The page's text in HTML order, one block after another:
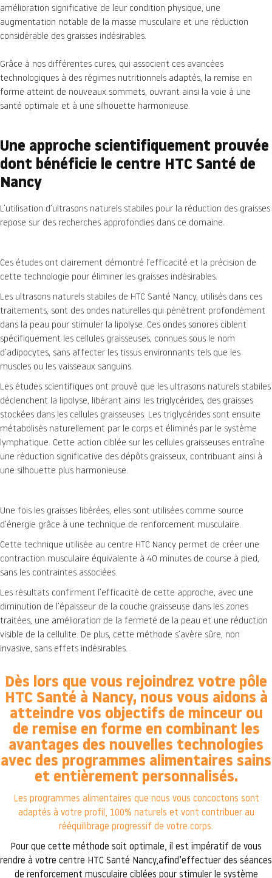
amélioration significative de leur condition physique, une
augmentation notable de la masse musculaire et une réduction
considérable des graisses indésirables.
Grâce à nos différentes cures, qui associent ces avancées
technologiques à des régimes nutritionnels adaptés, la remise en
forme atteint de nouveaux sommets, ouvrant ainsi la voie à une
santé optimale et à une silhouette harmonieuse.
Une approche scientifiquement prouvée
dont bénéficie le centre HTC Santé de
Nancy
L’utilisation d’ultrasons naturels stabiles pour la réduction des graisses
repose sur des recherches approfondies dans ce domaine.
Ces études ont clairement démontré l’efficacité et la précision de
cette technologie pour éliminer les graisses indésirables.
Les ultrasons naturels stabiles de HTC Santé Nancy, utilisés dans ces
traitements, sont des ondes naturelles qui pénètrent profondément
dans la peau pour stimuler la lipolyse. Ces ondes sonores ciblent
spécifiquement les cellules graisseuses, connues sous le nom
d’adipocytes, sans affecter les tissus environnants tels que les
muscles ou les vaisseaux sanguins.
Les études scientifiques ont prouvé que les ultrasons naturels stabiles
déclenchent la lipolyse, libérant ainsi les triglycérides, des graisses
stockées dans les cellules graisseuses. Les triglycérides sont ensuite
métabolisés naturellement par le corps et éliminés par le système
lymphatique. Cette action ciblée sur les cellules graisseuses entraîne
une réduction significative des dépôts graisseux, contribuant ainsi à
une silhouette plus harmonieuse.
Une fois les graisses libérées, elles sont utilisées comme source
d’énergie grâce à une technique de renforcement musculaire.
Cette technique utilisée au centre HTC Nancy permet de créer une
contraction musculaire équivalente à 40 minutes de course à pied,
sans les contraintes associées.
Les résultats confirment l’efficacité de cette approche, avec une
diminution de l’épaisseur de la couche graisseuse dans les zones
traitées, une amélioration de la fermeté de la peau et une réduction
visible de la cellulite. De plus, cette méthode s’avère sûre, non
invasive, sans effets indésirables.
Dès lors que vous rejoindrez votre pôle
HTC Santé à Nancy, nous vous aidons à
atteindre vos objectifs de minceur ou
de remise en forme en combinant les
avantages des nouvelles technologies
avec des programmes alimentaires sains
et entièrement personnalisés.
Les programmes alimentaires que nous vous concoctons sont
adaptés à votre profil, 100% naturels et vont contribuer au
rééquilibrage progressif de votre corps.
Pour que cette méthode soit optimale, il est impératif de vous
rendre à votre centre HTC Santé Nancy,afind’effectuer des séances
de renforcement musculaire ciblées pour stimuler le système